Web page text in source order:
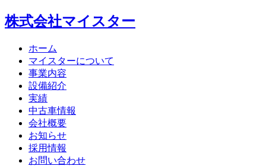
株式会社マイスター
ホーム
マイスターについて
事業内容
設備紹介
実績
中古車情報
会社概要
お知らせ
採用情報
お問い合わせ